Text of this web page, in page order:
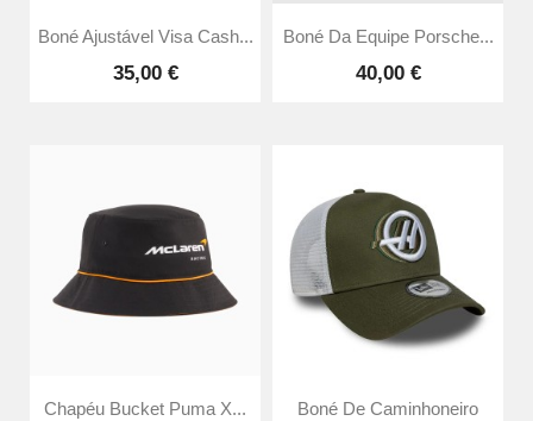
Boné Ajustável Visa Cash...
35,00 €
Boné Da Equipe Porsche...
40,00 €
Chapéu Bucket Puma X...
Boné De Caminhoneiro